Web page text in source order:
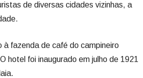
de diversas cidades vizinhas, a
fazenda de café do campineiro
hotel foi inaugurado em julho de 1921